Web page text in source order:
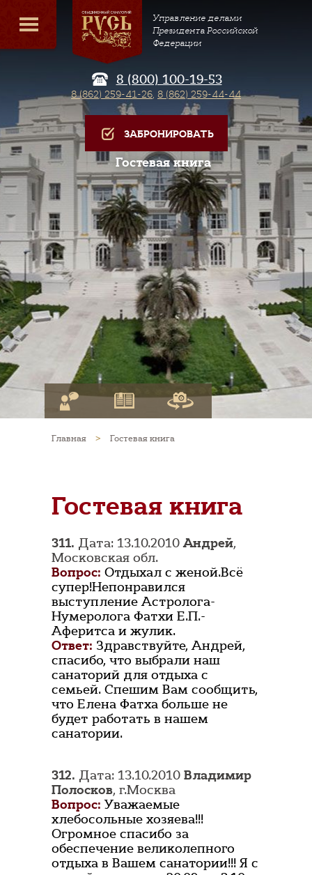
Управление делами
Президента Российской
Федерации
8 (800) 100-19-53
8 (862) 259-41-26, 8 (862) 259-44-44
ЗАБРОНИРОВАТЬ
Гостевая книга
Главная > Гостевая книга
Гостевая книга
311. Дата: 13.10.2010Андрей,
Московская обл.
Вопрос: Отдыхал с женой.Всё
супер!Непонравился
выступление Астролога-
Нумеролога Фатхи Е.П.-
Аферитса и жулик.
Ответ: Здравствуйте, Андрей,
спасибо, что выбрали наш
санаторий для отдыха с
семьей. Спешим Вам сообщить,
что Елена Фатха больше не
будет работать в нашем
санатории.
312. Дата: 13.10.2010 Владимир
Полосков, г.Москва
Вопрос: Уважаемые
хлебосольные хозяева!!!
Огромное спасибо за
обеспечение великолепного
отдыха в Вашем санатории!!! Я с